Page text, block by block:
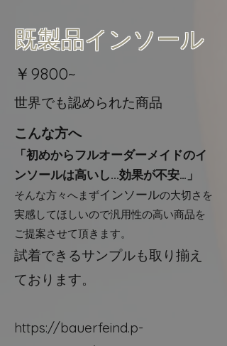
​既製品インソール​
​￥9800~
​世界でも認められた商品
こんな方へ
「初めからフルオーダーメイドのイ
ンソールは高いし...効果が不安…」
​そんな方々へまずインソールの大切さを
実感してほしいので汎用性の高い商品を
ご提案させて頂きます。
試着できるサンプルも取り揃え
ております。​
https://bauerfeind.p-